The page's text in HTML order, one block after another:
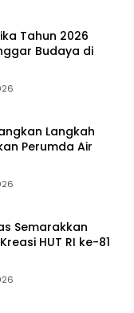
Tahun 2026
Budaya di
Langkah
Perumda Air
Semarakkan
HUT RI ke-81